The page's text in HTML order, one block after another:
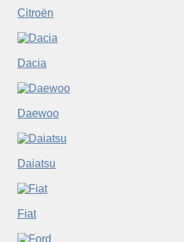
Citroën
Dacia
Daewoo
Daiatsu
Fiat